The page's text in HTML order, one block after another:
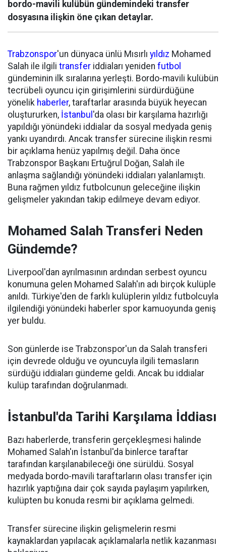
bordo-mavili kulübün gündemindeki transfer
dosyasına ilişkin öne çıkan detaylar.
Trabzonspor'un dünyaca ünlü Mısırlı yıldız Mohamed
Salah ile ilgili transfer iddiaları yeniden futbol
gündeminin ilk sıralarına yerleşti. Bordo-mavili kulübün
tecrübeli oyuncu için girişimlerini sürdürdüğüne
yönelik haberler, taraftarlar arasında büyük heyecan
oluştururken, İstanbul 'da olası bir karşılama hazırlığı
yapıldığı yönündeki iddialar da sosyal medyada geniş
yankı uyandırdı. Ancak transfer sürecine ilişkin resmi
bir açıklama henüz yapılmış değil. Daha önce
Trabzonspor Başkanı Ertuğrul Doğan, Salah ile
anlaşma sağlandığı yönündeki iddiaları yalanlamıştı.
Buna rağmen yıldız futbolcunun geleceğine ilişkin
gelişmeler yakından takip edilmeye devam ediyor.
Mohamed Salah Transferi Neden
Gündemde?
Liverpool'dan ayrılmasının ardından serbest oyuncu
konumuna gelen Mohamed Salah'ın adı birçok kulüple
anıldı. Türkiye'den de farklı kulüplerin yıldız futbolcuyla
ilgilendiği yönündeki haberler spor kamuoyunda geniş
yer buldu.
Son günlerde ise Trabzonspor'un da Salah transferi
için devrede olduğu ve oyuncuyla ilgili temasların
sürdüğü iddiaları gündeme geldi. Ancak bu iddialar
kulüp tarafından doğrulanmadı.
İstanbul'da Tarihi Karşılama İddiası
Bazı haberlerde, transferin gerçekleşmesi halinde
Mohamed Salah'ın İstanbul'da binlerce taraftar
tarafından karşılanabileceği öne sürüldü. Sosyal
medyada bordo-mavili taraftarların olası transfer için
hazırlık yaptığına dair çok sayıda paylaşım yapılırken,
kulüpten bu konuda resmi bir açıklama gelmedi.
Transfer sürecine ilişkin gelişmelerin resmi
kaynaklardan yapılacak açıklamalarla netlik kazanması